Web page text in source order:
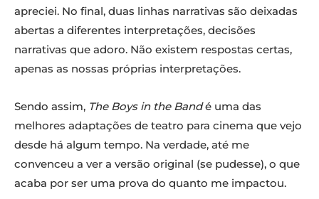
apreciei. No final, duas linhas narrativas são deixadas
abertas a diferentes interpretações, decisões
narrativas que adoro. Não existem respostas certas,
apenas as nossas próprias interpretações.
Sendo assim, The Boys in the Bandé uma das
melhores adaptações de teatro para cinema que vejo
desde há algum tempo. Na verdade, até me
convenceu a ver a versão original (se pudesse), o que
acaba por ser uma prova do quanto me impactou.